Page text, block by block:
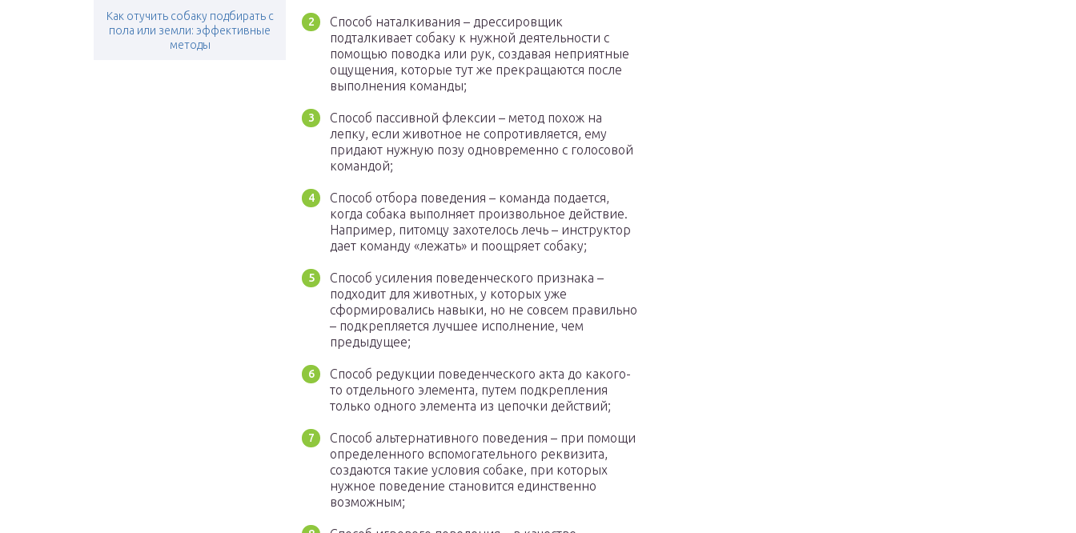
Как отучить собаку подбирать с
пола или земли: эффективные
методы
Способ наталкивания – дрессировщик
подталкивает собаку к нужной деятельности с
помощью поводка или рук, создавая неприятные
ощущения, которые тут же прекращаются после
выполнения команды;
Способ пассивной флексии – метод похож на
лепку, если животное не сопротивляется, ему
придают нужную позу одновременно с голосовой
командой;
Способ отбора поведения – команда подается,
когда собака выполняет произвольное действие.
Например, питомцу захотелось лечь – инструктор
дает команду «лежать» и поощряет собаку;
Способ усиления поведенческого признака –
подходит для животных, у которых уже
сформировались навыки, но не совсем правильно
– подкрепляется лучшее исполнение, чем
предыдущее;
Способ редукции поведенческого акта до какого-
то отдельного элемента, путем подкрепления
только одного элемента из цепочки действий;
Способ альтернативного поведения – при помощи
определенного вспомогательного реквизита,
создаются такие условия собаке, при которых
нужное поведение становится единственно
возможным;